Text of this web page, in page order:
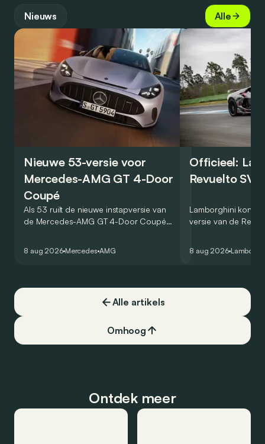
Nieuws Alle
Nieuwe 53-versie voor
Mercedes-AMG GT 4-Door
Coupé
Als 53 ruilt de nieuwe instapversie van
de Mercedes-AMG GT 4-Door Coupé
8 aug 2026 Mercedes AMG
Officieel:
Revuelto SV
Lamborghini
versie van de
een record voor
8 aug 2026
Alle artikels
Omhoog
Ontdek meer